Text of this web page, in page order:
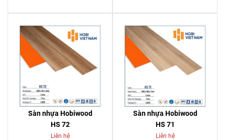
Sàn nhựa Hobiwood
HS 72
Liên hệ
Sàn nhựa Hobiwood
HS 71
Liên hệ